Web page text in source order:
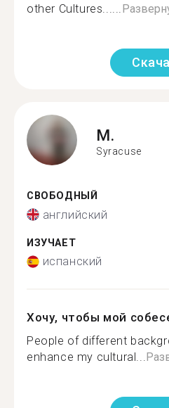
other Cultures......
M.
Syracuse
СВОБОДНЫЙ
английский
ИЗУЧАЕТ
испанский
Хочу, чтобы мой
People of different
enhance my cultural...